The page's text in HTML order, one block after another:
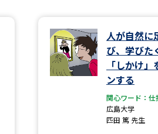
大学・短大以外の資料から請
専門学校の資料請求 大学院の資料請求
大学入学共通テスト「受験案内」の請求
大学入学共通テスト「受験上の配慮案内
小学校教員資
人が自然に
び、学びた
「しかけ
ンする
関心ワード：仕
広島大学
匹田 篤 先生